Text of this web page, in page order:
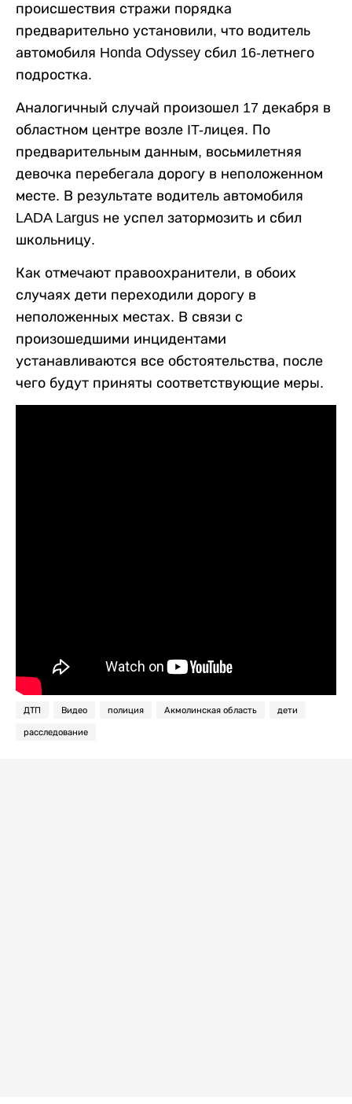
происшествия стражи порядка
предварительно установили, что водитель
автомобиля Honda Odyssey сбил 16-летнего
подростка.
Аналогичный случай произошел 17 декабря в
областном центре возле IT-лицея. По
предварительным данным, восьмилетняя
девочка перебегала дорогу в неположенном
месте. В результате водитель автомобиля
LADA Largus не успел затормозить и сбил
школьницу.
Как отмечают правоохранители, в обоих
случаях дети переходили дорогу в
неположенных местах. В связи с
произошедшими инцидентами
устанавливаются все обстоятельства, после
чего будут приняты соответствующие меры.
ДТП Видео полиция Акмолинская область дети
расследование